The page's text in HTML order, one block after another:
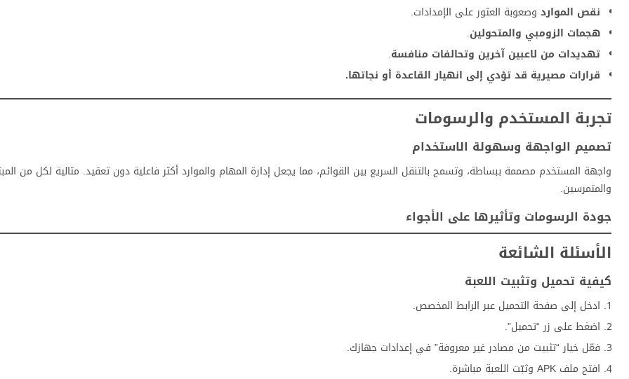
نقص الموارد وصعوبة العثور على الإمدادات.
هجمات الزومبي والمتحولين.
تهديدات من لاعبين آخرين وتحالفات منافسة.
قرارات مصيرية قد تؤدي إلى انهيار القاعدة أو نجاتها.
تجربة المستخدم والرسومات
تصميم الواجهة وسهولة الاستخدام
واجهة المستخدم مصممة ببساطة، وتسمح بالتنقل السريع بين القوائم، مما يجعل إدارة المهام والموارد أكثر فاعلية دون تعقيد. مثالية لكل من
والمتمرسين.
جودة الرسومات وتأثيرها على الأجواء
الأسئلة الشائعة
كيفية تحميل وتثبيت اللعبة
ادخل إلى صفحة التحميل عبر الرابط المخصص.
اضغط على زر “تحميل”.
فعّل خيار “تثبيت من مصادر غير معروفة” في إعدادات جهازك.
افتح ملف APK وثبّت اللعبة مباشرة.